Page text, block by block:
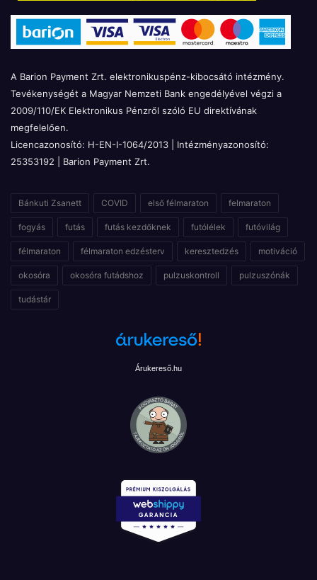
A Barion Payment Zrt. elektronikuspénz-kibocsátó intézmény.
Tevékenységét a Magyar Nemzeti Bank engedélyével végzi a
2009/110/EK Elektronikus Pénzről szóló EU direktívának
megfelelően.
Licencazonosító: H-EN-I-1064/2013 | Intézményazonosító:
25353192 | Barion Payment Zrt.
Bánkuti Zsanett COVID első félmaraton felmaraton
fogyás futás futás kezdőknek futólélek futóvilág
félmaraton félmaraton edzésterv keresztedzés motiváció
okosóra okosóra futádshoz pulzuskontroll pulzuszónák
tudástár
Árukereső.hu